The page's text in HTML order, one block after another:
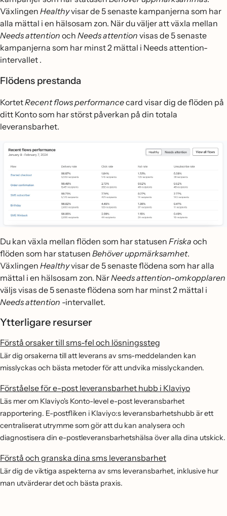
Växlingen Healthyvisar de 5 senaste kampanjerna som har
alla mättal i en hälsosam zon. När du väljer att växla mellan
Needs attention och Needs attention visas de 5 senaste
kampanjerna som har minst 2 mättal i Needs attention-
intervallet .
Flödens prestanda
KortetRecent flows performancecard visar dig de flöden på
ditt Konto som har störst påverkan på din totala
leveransbarhet.
Du kan växla mellan flöden som har statusen Friska och
flöden som har statusen Behöver uppmärksamhet.
Växlingen Healthyvisar de 5 senaste flödena som har alla
mättal i en hälsosam zon. NärNeeds attention-omkopplaren
väljs visas de 5 senaste flödena som har minst 2 mättal i
Needs attention -intervallet.
Ytterligare resurser
Förstå orsaker till sms-fel och lösningssteg
Lär dig orsakerna till att leverans av sms-meddelanden kan
misslyckas och bästa metoder för att undvika misslyckanden.
Förståelse för e-post leveransbarhet hubb i Klaviyo
Läs mer om Klaviyo's Konto-level e-post leveransbarhet
rapportering. E-postfliken i Klaviyo:s leveransbarhetshubb är ett
centraliserat utrymme som gör att du kan analysera och
diagnostisera din e-postleveransbarhetshälsa över alla dina utskick.
Förstå och granska dina sms leveransbarhet
Lär dig de viktiga aspekterna av sms leveransbarhet, inklusive hur
man utvärderar det och bästa praxis.